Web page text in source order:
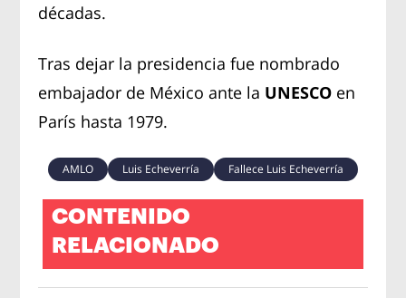
décadas.
Tras dejar la presidencia fue nombrado
embajador de México ante la UNESCO en
París hasta 1979.
AMLO Luis Echeverría Fallece Luis Echeverría
CONTENIDO
RELACIONADO